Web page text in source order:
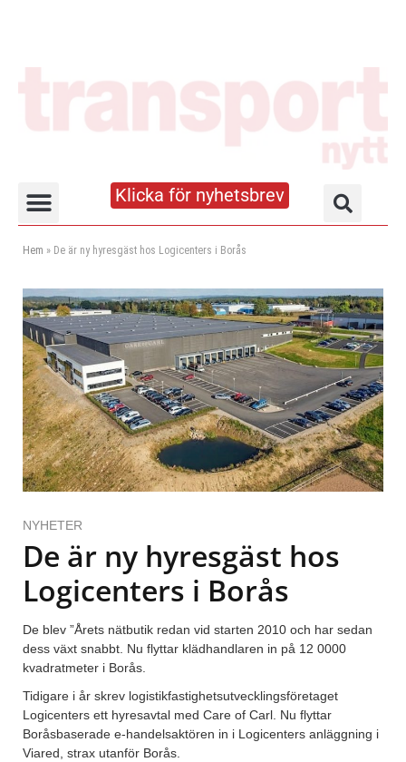
Klicka för nyhetsbrev
Hem » De är ny hyresgäst hos Logicenters i Borås
NYHETER
De är ny hyresgäst hos
Logicenters i Borås
De blev ”Årets nätbutik redan vid starten 2010 och har sedan
dess växt snabbt. Nu flyttar klädhandlaren in på 12 0000
kvadratmeter i Borås.
Tidigare i år skrev logistikfastighetsutvecklingsföretaget
Logicenters ett hyresavtal med Care of Carl. Nu flyttar
Boråsbaserade e-handelsaktören in i Logicenters anläggning i
Viared, strax utanför Borås.